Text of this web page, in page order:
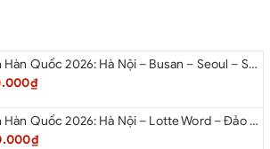
Du lịch Hàn Quốc 2026: Hà Nội – Busan – Seoul – Starfiled – Lotte Worf
Du lịch Hàn Quốc 2026: Hà Nội – Lotte Word – Đảo Nami – Làng Cổ Hanok Bukchon